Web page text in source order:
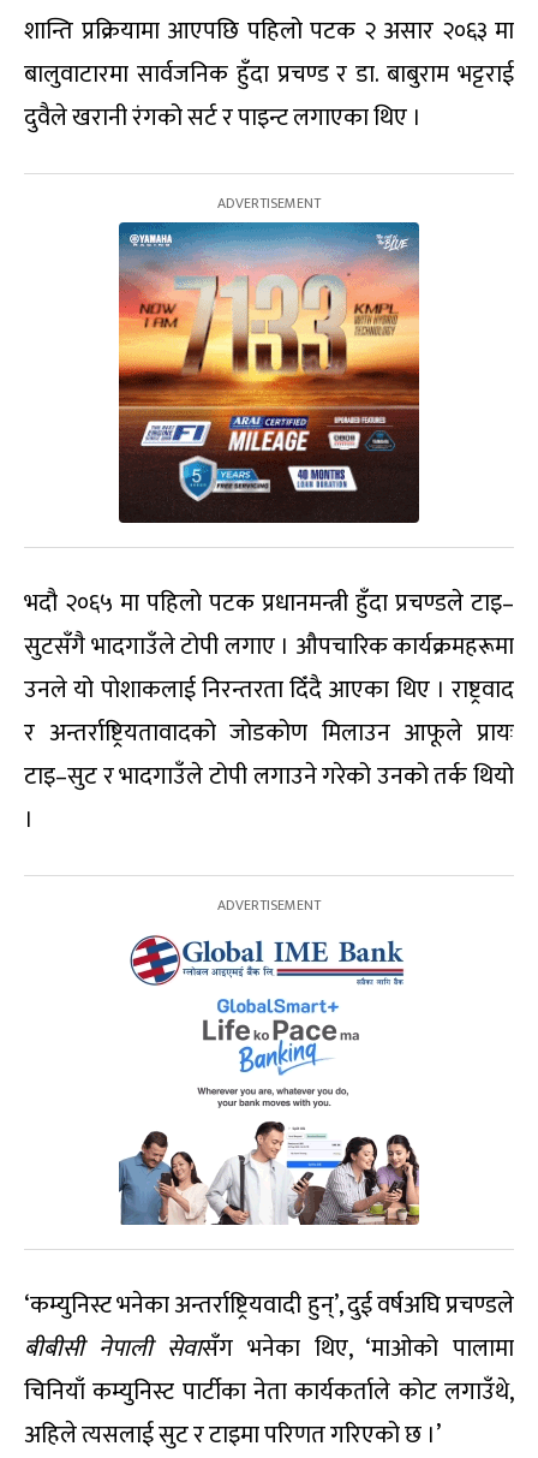
शान्ति प्रक्रियामा आएपछि पहिलो पटक २ असार २०६३ मा
बालुवाटारमा सार्वजनिक हुँदा प्रचण्ड र डा. बाबुराम भट्टराई
दुवैले खरानी रंगको सर्ट र पाइन्ट लगाएका थिए ।
भदौ २०६५ मा पहिलो पटक प्रधानमन्त्री हुँदा प्रचण्डले टाइ–
सुटसँगै भादगाउँले टोपी लगाए । औपचारिक कार्यक्रमहरूमा
उनले यो पोशाकलाई निरन्तरता दिँदै आएका थिए । राष्ट्रवाद
र अन्तर्राष्ट्रियतावादको जोडकोण मिलाउन आफूले प्रायः
टाइ–सुट र भादगाउँले टोपी लगाउने गरेको उनको तर्क थियो
।
‘कम्युनिस्ट भनेका अन्तर्राष्ट्रियवादी हुन्’, दुई वर्षअघि प्रचण्डले
बीबीसी नेपाली सेवासँग भनेका थिए, ‘माओको पालामा
चिनियाँ कम्युनिस्ट पार्टीका नेता कार्यकर्ताले कोट लगाउँथे,
अहिले त्यसलाई सुट र टाइमा परिणत गरिएको छ ।’